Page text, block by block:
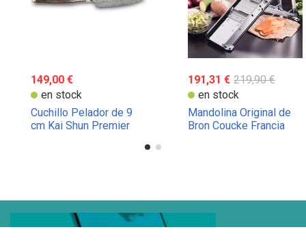
149,00 €
en stock
Cuchillo Pelador de 9
cm Kai Shun Premier
191,31 € 219,90 €
en stock
Mandolina Original de
Bron Coucke Francia